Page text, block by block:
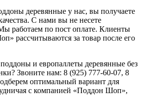
деревянные у нас, вы получаете
С нами вы не несете
работаем по пост оплате. Клиенты
рассчитываются за товар после его
и европаллеты деревянные без
Звоните нам: 8 (925) 777-60-07, 8
оптимальный вариант для
с компанией «Поддон Шоп»,